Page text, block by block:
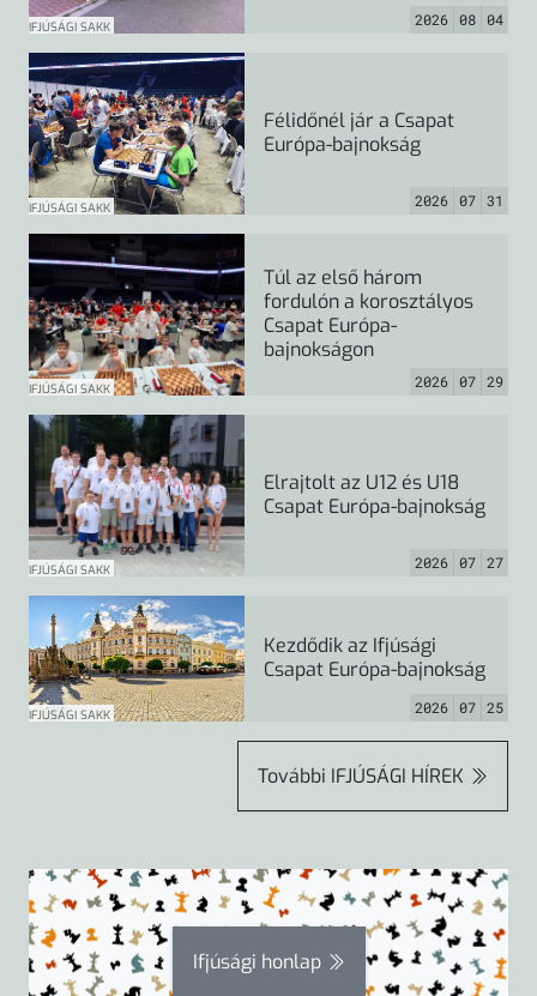
IFJÚSÁGI SAKK 2026 08 04
Félidőnél jár a Csapat
Európa-bajnokság
IFJÚSÁGI SAKK 2026 07 31
Túl az első három
fordulón a korosztályos
Csapat Európa-
bajnokságon
IFJÚSÁGI SAKK 2026 07 29
Elrajtolt az U12 és U18
Csapat Európa-bajnokság
IFJÚSÁGI SAKK 2026 07 27
Kezdődik az Ifjúsági
Csapat Európa-bajnokság
IFJÚSÁGI SAKK 2026 07 25
További IFJÚSÁGI HÍREK
Ifjúsági honlap